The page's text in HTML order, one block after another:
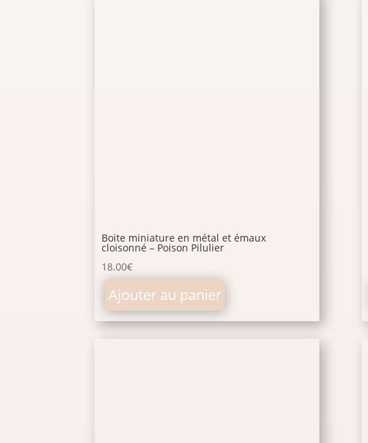
Boite miniature en métal et émaux
cloisonné – Poison Pilulier
18.00€
Ajouter au panier